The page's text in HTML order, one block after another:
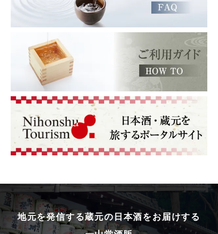
地元を発信する蔵元の日本酒をお届けする